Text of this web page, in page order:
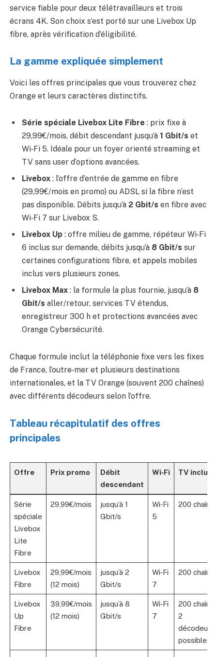
service fiable pour deux télétravailleurs et trois
écrans 4K. Son choix s’est porté sur une Livebox Up
fibre, après vérification d’éligibilité.
La gamme expliquée simplement
Voici les offres principales que vous trouverez chez
Orange et leurs caractères distinctifs.
Série spéciale Livebox Lite Fibre : prix fixe à
29,99€/mois, débit descendant jusqu’à 1 Gbit/s et
Wi‑Fi 5. Idéale pour un foyer orienté streaming et
TV sans user d’options avancées.
Livebox : l’offre d’entrée de gamme en fibre
(29,99€/mois en promo) ou ADSL si la fibre n’est
pas disponible. Débits jusqu’à 2 Gbit/s en fibre avec
Wi‑Fi 7 sur Livebox S.
Livebox Up : offre milieu de gamme, répéteur Wi‑Fi
6 inclus sur demande, débits jusqu’à 8 Gbit/s sur
certaines configurations fibre, et appels mobiles
inclus vers plusieurs zones.
Livebox Max : la formule la plus fournie, jusqu’à 8
Gbit/s aller/retour, services TV étendus,
enregistreur 300 h et protections avancées avec
Orange Cybersécurité.
Chaque formule inclut la téléphonie fixe vers les fixes
de France, l’outre‑mer et plusieurs destinations
internationales, et la TV Orange (souvent 200 chaînes)
avec différents décodeurs selon l’offre.
Tableau récapitulatif des offres
principales
Offre Prix promo
Débit
descendant
Wi‑Fi TV incluse
Série
spéciale
Livebox
Lite
Fibre
29,99€/mois
jusqu’à 1
Gbit/s
Wi‑Fi
5
200
Livebox
Fibre
29,99€/mois
(12 mois)
jusqu’à 2
Gbit/s
Wi‑Fi
7
200
Livebox
Up
Fibre
39,99€/mois
(12 mois)
jusqu’à 8
Gbit/s
Wi‑Fi
7
200
2
décodeurs
possibles